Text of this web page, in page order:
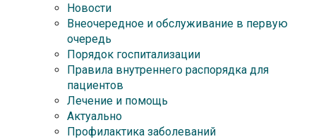
Новости
Внеочередное и обслуживание в первую
очередь
Порядок госпитализации
Правила внутреннего распорядка для
пациентов
Лечение и помощь
Актуально
Профилактика заболеваний